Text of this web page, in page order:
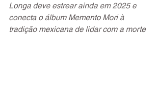
Longa deve estrear ainda em 2025 e
conecta o álbum Memento Mori à
tradição mexicana de lidar com a morte